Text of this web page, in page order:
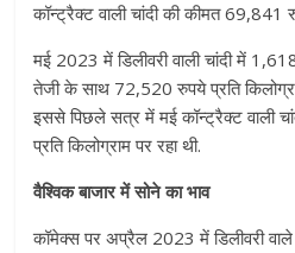
कॉन्ट्रैक्ट वाली चांदी की कीमत 69,841
मई 2023 में डिलीवरी वाली चांदी में
तेजी के साथ 72,520 रुपये प्रति
इससे पिछले सत्र में मई कॉन्ट्रैक्ट वाली
प्रति किलोग्राम पर रहा थी.
वैश्विक बाजार में सोने का भाव
कॉमेक्स पर अप्रैल 2023 में डिलीवरी